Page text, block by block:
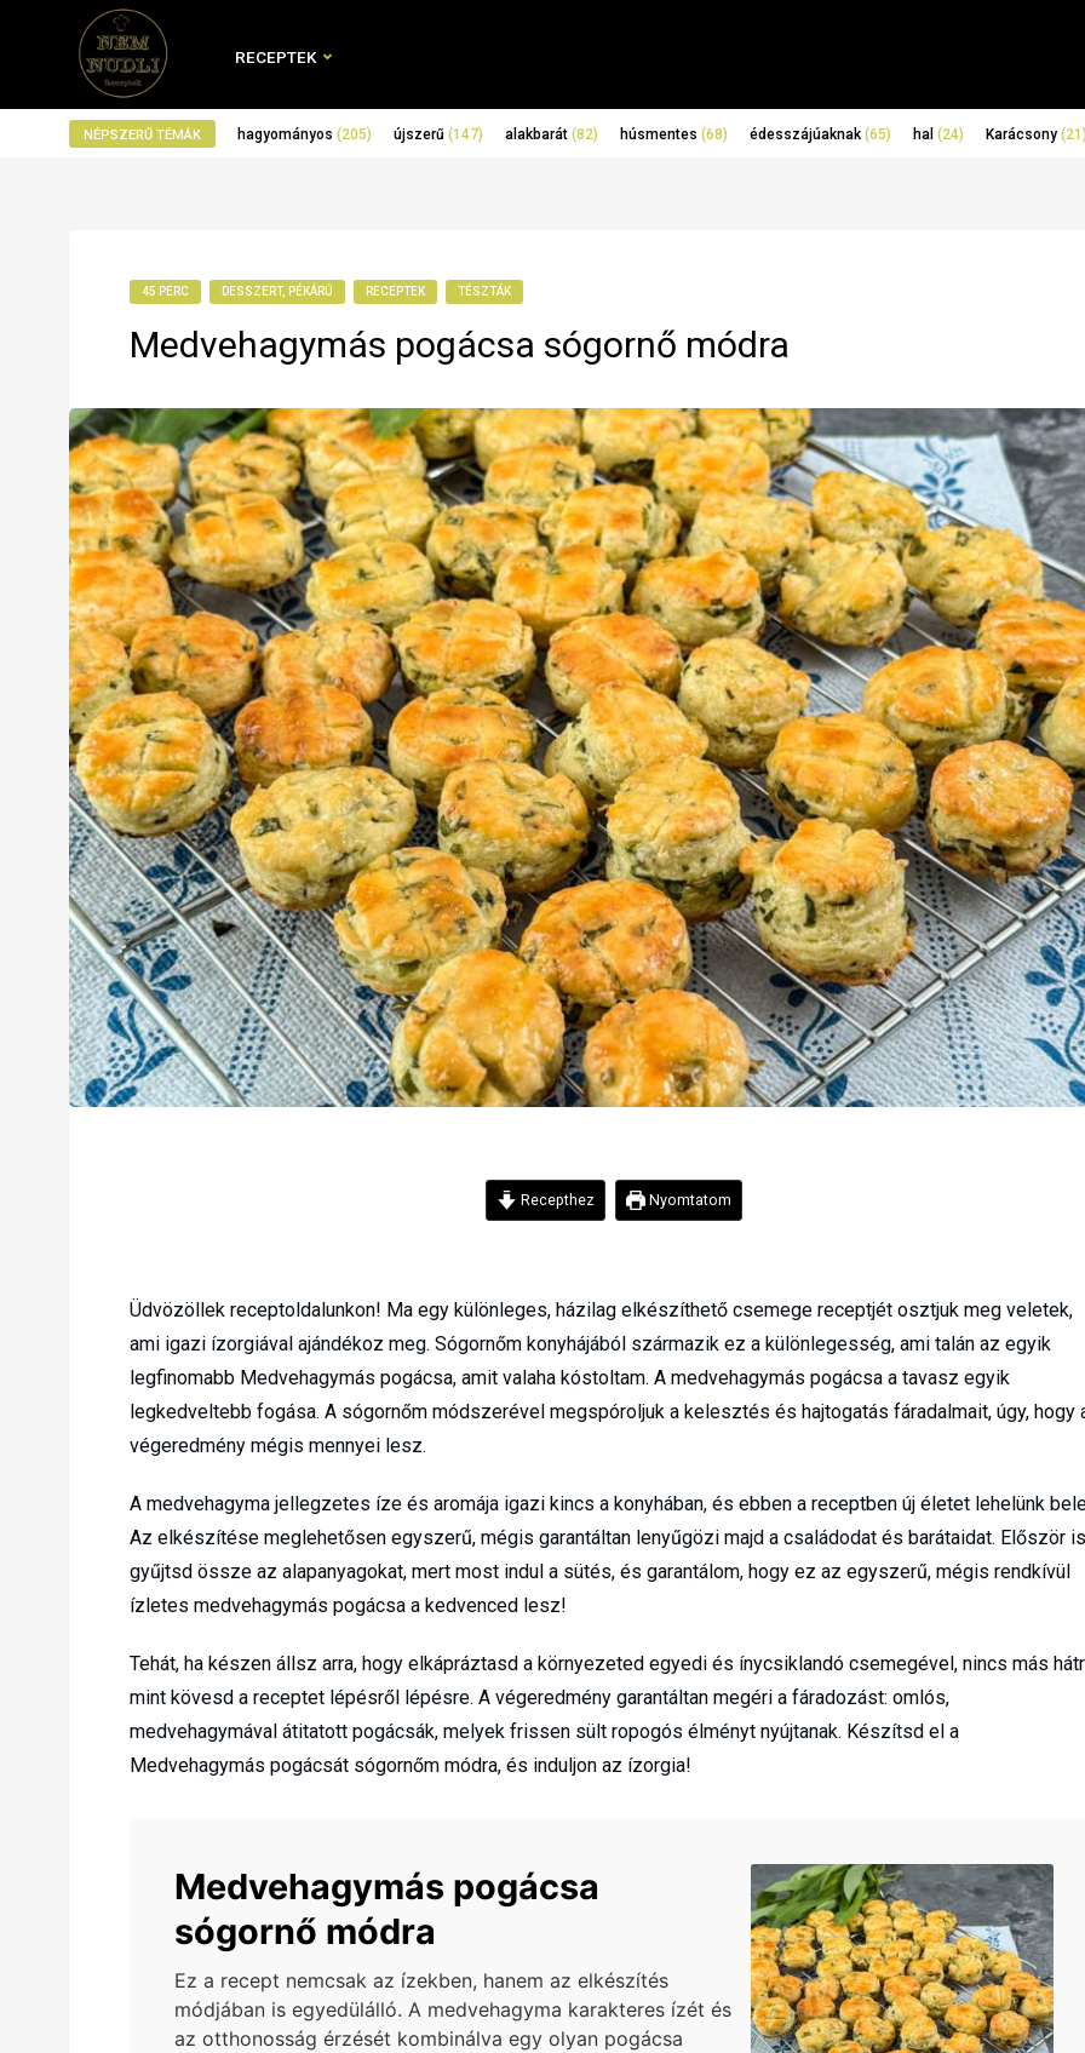
RECEPTEK
NÉPSZERŰ TÉMÁK hagyományos (205) újszerű (147) alakbarát (82) húsmentes (68) édesszájúaknak (65) hal (24) Karácsony
45 PERC DESSZERT, PÉKÁRÚ RECEPTEK TÉSZTÁK
Medvehagymás pogácsa sógornő módra
Recepthez Nyomtatom
Üdvözöllek receptoldalunkon! Ma egy különleges, házilag elkészíthető csemege receptjét osztjuk meg veletek,
ami igazi ízorgiával ajándékoz meg. Sógornőm konyhájából származik ez a különlegesség, ami talán az egyik
legfinomabb Medvehagymás pogácsa, amit valaha kóstoltam. A medvehagymás pogácsa a tavasz egyik
legkedveltebb fogása. A sógornőm módszerével megspóroljuk a kelesztés és hajtogatás fáradalmait, úgy, hogy
végeredmény mégis mennyei lesz.
A medvehagyma jellegzetes íze és aromája igazi kincs a konyhában, és ebben a receptben új életet lehelünk
Az elkészítése meglehetősen egyszerű, mégis garantáltan lenyűgözi majd a családodat és barátaidat. Először
gyűjtsd össze az alapanyagokat, mert most indul a sütés, és garantálom, hogy ez az egyszerű, mégis rendkívül
ízletes medvehagymás pogácsa a kedvenced lesz!
Tehát, ha készen állsz arra, hogy elkápráztasd a környezeted egyedi és ínycsiklandó csemegével, nincs más
mint kövesd a receptet lépésről lépésre. A végeredmény garantáltan megéri a fáradozást: omlós,
medvehagymával átitatott pogácsák, melyek frissen sült ropogós élményt nyújtanak. Készítsd el a
Medvehagymás pogácsát sógornőm módra, és induljon az ízorgia!
Medvehagymás pogácsa
sógornő módra
Ez a recept nemcsak az ízekben, hanem az elkészítés
módjában is egyedülálló. A medvehagyma karakteres ízét és
az otthonosság érzését kombinálva egy olyan pogácsa